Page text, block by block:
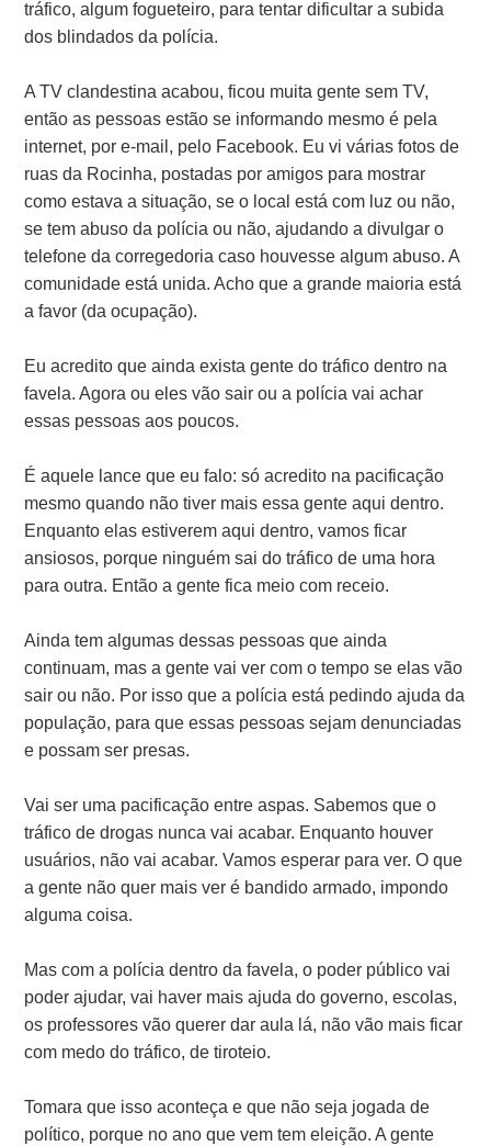
tráfico, algum fogueteiro, para tentar dificultar a subida
dos blindados da polícia.
A TV clandestina acabou, ficou muita gente sem TV,
então as pessoas estão se informando mesmo é pela
internet, por e-mail, pelo Facebook. Eu vi várias fotos de
ruas da Rocinha, postadas por amigos para mostrar
como estava a situação, se o local está com luz ou não,
se tem abuso da polícia ou não, ajudando a divulgar o
telefone da corregedoria caso houvesse algum abuso. A
comunidade está unida. Acho que a grande maioria está
a favor (da ocupação).
Eu acredito que ainda exista gente do tráfico dentro na
favela. Agora ou eles vão sair ou a polícia vai achar
essas pessoas aos poucos.
É aquele lance que eu falo: só acredito na pacificação
mesmo quando não tiver mais essa gente aqui dentro.
Enquanto elas estiverem aqui dentro, vamos ficar
ansiosos, porque ninguém sai do tráfico de uma hora
para outra. Então a gente fica meio com receio.
Ainda tem algumas dessas pessoas que ainda
continuam, mas a gente vai ver com o tempo se elas vão
sair ou não. Por isso que a polícia está pedindo ajuda da
população, para que essas pessoas sejam denunciadas
e possam ser presas.
Vai ser uma pacificação entre aspas. Sabemos que o
tráfico de drogas nunca vai acabar. Enquanto houver
usuários, não vai acabar. Vamos esperar para ver. O que
a gente não quer mais ver é bandido armado, impondo
alguma coisa.
Mas com a polícia dentro da favela, o poder público vai
poder ajudar, vai haver mais ajuda do governo, escolas,
os professores vão querer dar aula lá, não vão mais ficar
com medo do tráfico, de tiroteio.
Tomara que isso aconteça e que não seja jogada de
político, porque no ano que vem tem eleição. A gente